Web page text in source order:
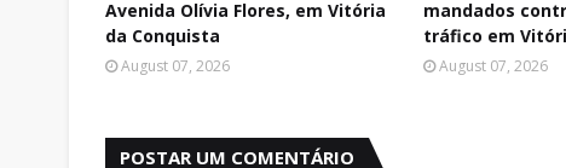
Avenida Olívia Flores, em Vitória
da Conquista
August 07, 2026
mandados
tráfico em
August 07, 2026
POSTAR UM COMENTÁRIO